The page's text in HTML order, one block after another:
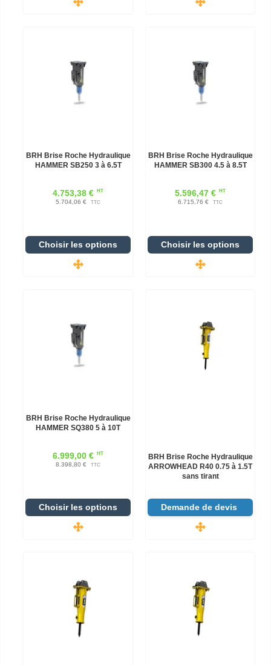
BRH Brise Roche Hydraulique
HAMMER SB250 3 à 6.5T
4.753,38 € HT
5.704,06 € TTC
Choisir les options
BRH Brise Roche Hydraulique
HAMMER SB300 4.5 à 8.5T
5.596,47 € HT
6.715,76 € TTC
Choisir les options
BRH Brise Roche Hydraulique
HAMMER SQ380 5 à 10T
6.999,00 € HT
8.398,80 € TTC
Choisir les options
BRH Brise Roche Hydraulique
ARROWHEAD R40 0.75 à 1.5T
sans tirant
Demande de devis